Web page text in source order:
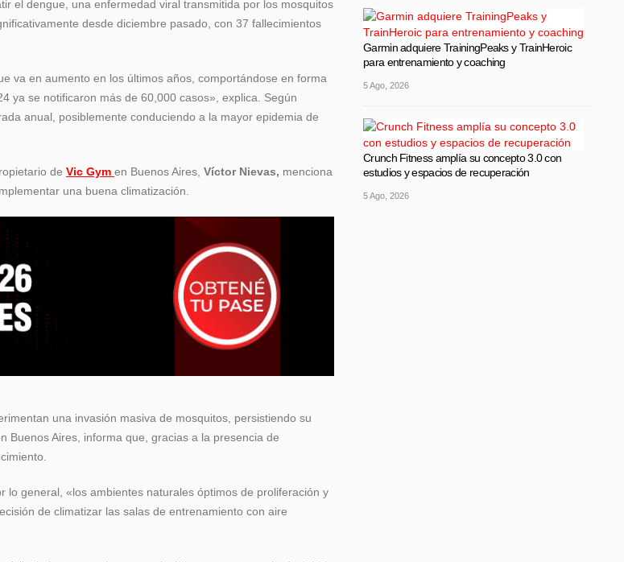
el dengue, una enfermedad viral transmitida por los mosquitos
desde diciembre pasado, con 37 fallecimientos
va en aumento en los últimos años, comportándose en forma
ya se notificaron más de 60,000 casos», explica. Según
anual, posiblemente conduciendo a la mayor epidemia de
de Vic Gym en Buenos Aires, Víctor Nievas, menciona
una buena climatización.
una invasión masiva de mosquitos, persistiendo su
Buenos Aires, informa que, gracias a la presencia de
lo general, «los ambientes naturales óptimos de proliferación y
de climatizar las salas de entrenamiento con aire
Garmin adquiere TrainingPeaks y TrainHeroic
para entrenamiento y coaching
5 Ago, 2026
Crunch Fitness amplía su concepto 3.0 con
estudios y espacios de recuperación
5 Ago, 2026